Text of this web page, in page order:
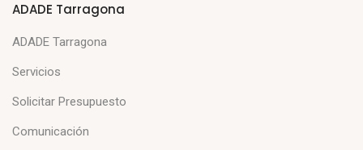
ADADE Tarragona
ADADE Tarragona
Servicios
Solicitar Presupuesto
Comunicación